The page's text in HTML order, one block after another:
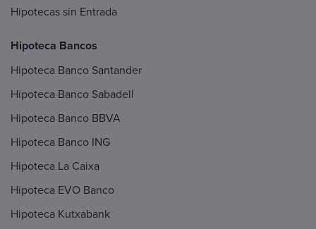
Hipotecas sin Entrada
Hipoteca Bancos
Hipoteca Banco Santander
Hipoteca Banco Sabadell
Hipoteca Banco BBVA
Hipoteca Banco ING
Hipoteca La Caixa
Hipoteca EVO Banco
Hipoteca Kutxabank